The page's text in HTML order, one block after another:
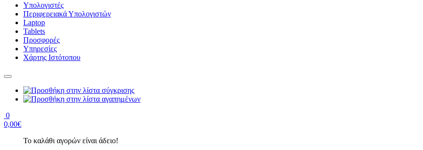
Υπολογιστές
Περιφερειακά Υπολογιστών
Laptop
Tablets
Προσφορές
Υπηρεσίες
Χάρτης Ιστότοπου
0
0,00€
Το καλάθι αγορών είναι άδειο!